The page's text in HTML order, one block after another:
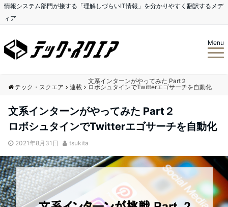
情報システム部門が接する「理解しづらいIT情報」を分かりやすく翻訳するメデ
ィア
Menu
テック・スクエア 連載
文系インターンがやってみた Part２
ロボシュタインでTwitterエゴサーチを自動化
文系インターンがやってみた Part２
ロボシュタインでTwitterエゴサーチを自動化
2021年8月31日 tsukita